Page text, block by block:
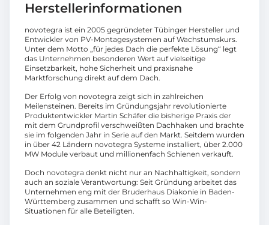
Herstellerinformationen
novotegra ist ein 2005 gegründeter Tübinger Hersteller und
Entwickler von PV-Montagesystemen auf Wachstumskurs.
Unter dem Motto „für jedes Dach die perfekte Lösung“ legt
das Unternehmen besonderen Wert auf vielseitige
Einsetzbarkeit, hohe Sicherheit und praxisnahe
Marktforschung direkt auf dem Dach.
Der Erfolg von novotegra zeigt sich in zahlreichen
Meilensteinen. Bereits im Gründungsjahr revolutionierte
Produktentwickler Martin Schäfer die bisherige Praxis der
mit dem Grundprofil verschweißten Dachhaken und brachte
sie im folgenden Jahr in Serie auf den Markt. Seitdem wurden
in über 42 Ländern novotegra Systeme installiert, über 2.000
MW Module verbaut und millionenfach Schienen verkauft.
Doch novotegra denkt nicht nur an Nachhaltigkeit, sondern
auch an soziale Verantwortung: Seit Gründung arbeitet das
Unternehmen eng mit der Bruderhaus Diakonie in Baden-
Württemberg zusammen und schafft so Win-Win-
Situationen für alle Beteiligten.